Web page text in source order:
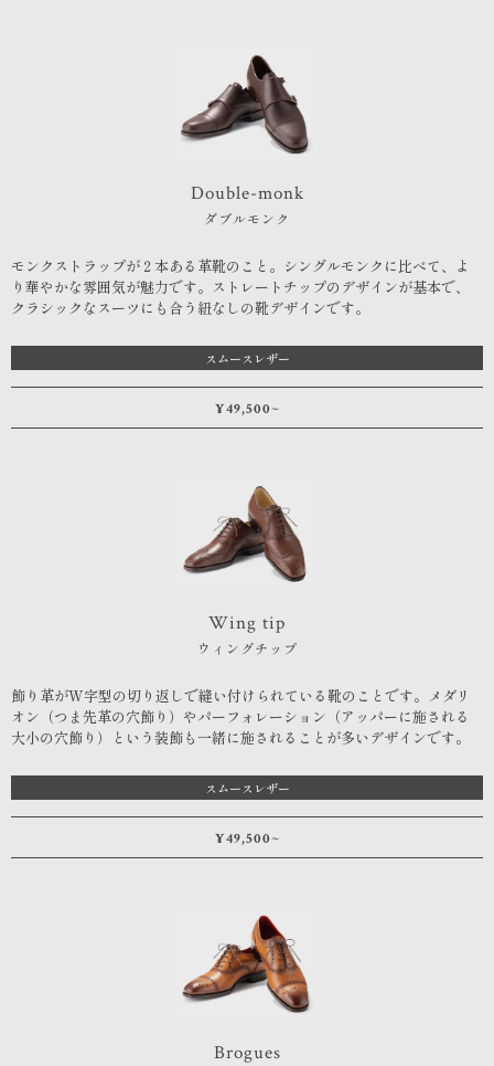
ダブルモンク
Double-monk
モンクストラップが２本ある革靴のこと。シングルモンクに比べて、よ
り華やかな雰囲気が魅力です。ストレートチップのデザインが基本で、
クラシックなスーツにも合う紐なしの靴デザインです。
スムースレザー
¥49,500~
ウィングチップ
Wing tip
飾り革がW字型の切り返しで縫い付けられている靴のことです。メダリ
オン（つま先革の穴飾り）やパーフォレーション（アッパーに施される
大小の穴飾り）という装飾も一緒に施されることが多いデザインです。
スムースレザー
¥49,500~
Brogues